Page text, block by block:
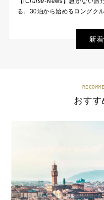
る。30泊から始めるロングク
新
おすす